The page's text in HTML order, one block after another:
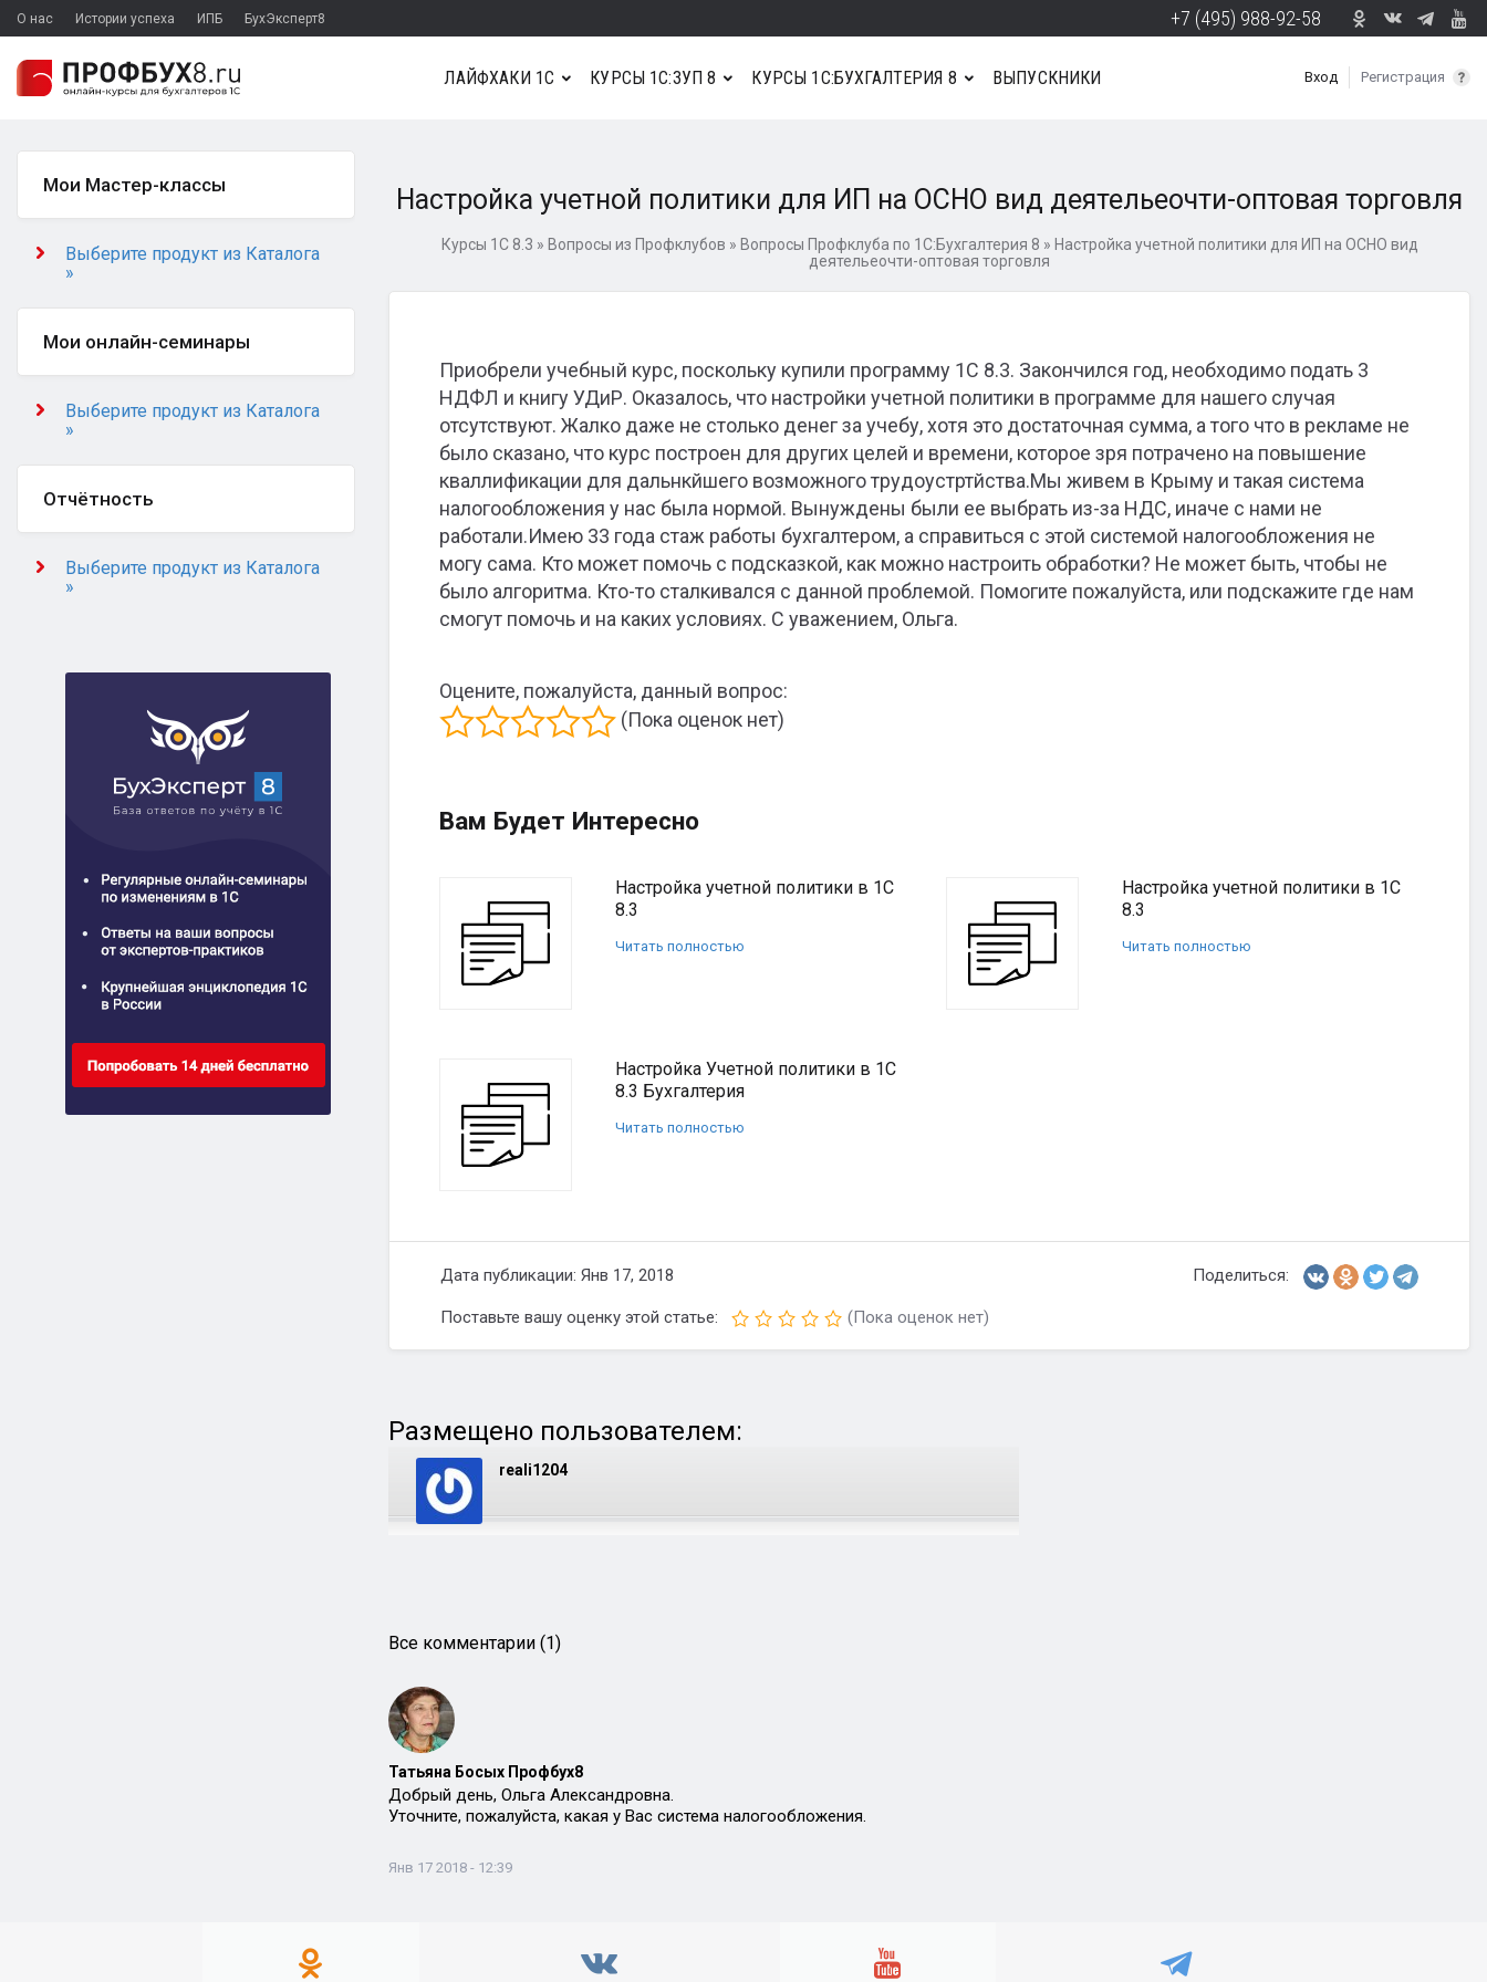
О нас Истории успеха ИПБ БухЭксперт8 +7 (495) 988-92-58
Вход Регистрация
ЛАЙФХАКИ 1С КУРСЫ 1С:ЗУП 8 КУРСЫ 1С:БУХГАЛТЕРИЯ 8 ВЫПУСКНИКИ
Настройка учетной политики для ИП на ОСНО вид деятельеочти-оптовая торговля
Курсы 1С 8.3 » Вопросы из Профклубов » Вопросы Профклуба по 1С:Бухгалтерия 8 » Настройка учетной политики для ИП на ОСНО вид
деятельеочти-оптовая торговля
Приобрели учебный курс, поскольку купили программу 1С 8.3. Закончился год, необходимо подать 3
НДФЛ и книгу УДиР. Оказалось, что настройки учетной политики в программе для нашего случая
отсутствуют. Жалко даже не столько денег за учебу, хотя это достаточная сумма, а того что в рекламе не
было сказано, что курс построен для других целей и времени, которое зря потрачено на повышение
кваллификации для дальнкйшего возможного трудоустртйства.Мы живем в Крыму и такая система
налогообложения у нас была нормой. Вынуждены были ее выбрать из-за НДС, иначе с нами не
работали.Имею 33 года стаж работы бухгалтером, а справиться с этой системой налогообложения не
могу сама. Кто может помочь с подсказкой, как можно настроить обработки? Не может быть, чтобы не
было алгоритма. Кто-то сталкивался с данной проблемой. Помогите пожалуйста, или подскажите где нам
смогут помочь и на каких условиях. С уважением, Ольга.
Оцените, пожалуйста, данный вопрос:
(Пока оценок нет)
Вам Будет Интересно
Настройка учетной политики в 1С
8.3
Читать полностью
Настройка учетной политики в 1С
8.3
Читать полностью
Настройка Учетной политики в 1С
8.3 Бухгалтерия
Читать полностью
Дата публикации: Янв 17, 2018 Поделиться:
Поставьте вашу оценку этой статье: (Пока оценок нет)
Размещено пользователем:
reali1204
Все комментарии (1)
Татьяна Босых Профбух8
Добрый день, Ольга Александровна.
Уточните, пожалуйста, какая у Вас система налогообложения.
Янв 17 2018 - 12:39
Мои Мастер-классы
Выберите продукт из Каталога
»
Мои онлайн-семинары
Выберите продукт из Каталога
»
Отчётность
Выберите продукт из Каталога
»